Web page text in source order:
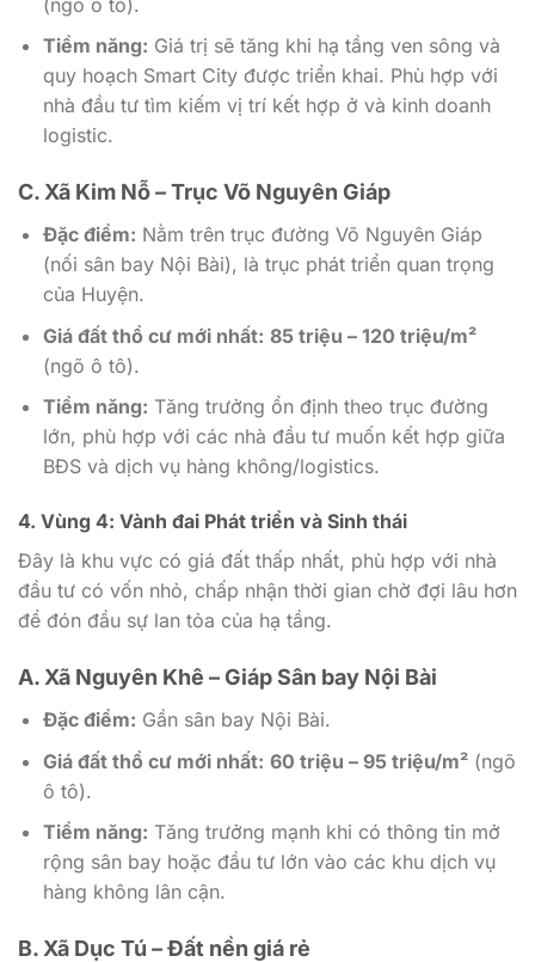
Tiềm năng: Giá trị sẽ tăng khi hạ tầng ven sông và
quy hoạch Smart City được triển khai. Phù hợp với
nhà đầu tư tìm kiếm vị trí kết hợp ở và kinh doanh
logistic.
C. Xã Kim Nỗ – Trục Võ Nguyên Giáp
Đặc điểm: Nằm trên trục đường Võ Nguyên Giáp
(nối sân bay Nội Bài), là trục phát triển quan trọng
của Huyện.
Giá đất thổ cư mới nhất: 85 triệu – 120 triệu/m²
(ngõ ô tô).
Tiềm năng: Tăng trưởng ổn định theo trục đường
lớn, phù hợp với các nhà đầu tư muốn kết hợp giữa
BĐS và dịch vụ hàng không/logistics.
4. Vùng 4: Vành đai Phát triển và Sinh thái
Đây là khu vực có giá đất thấp nhất, phù hợp với nhà
đầu tư có vốn nhỏ, chấp nhận thời gian chờ đợi lâu hơn
để đón đầu sự lan tỏa của hạ tầng.
A. Xã Nguyên Khê – Giáp Sân bay Nội Bài
Đặc điểm: Gần sân bay Nội Bài.
Giá đất thổ cư mới nhất: 60 triệu – 95 triệu/m²(ngõ
ô tô).
Tiềm năng: Tăng trưởng mạnh khi có thông tin mở
rộng sân bay hoặc đầu tư lớn vào các khu dịch vụ
hàng không lân cận.
B. Xã Dục Tú – Đất nền giá rẻ